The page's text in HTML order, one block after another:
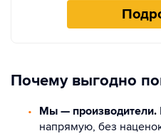
Почему выгодно
Мы — производители.
напрямую, без